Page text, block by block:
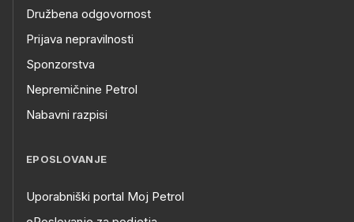
Družbena odgovornost
Prijava nepravilnosti
Sponzorstva
Nepremičnine Petrol
Nabavni razpisi
EPOSLOVANJE
Uporabniški portal Moj Petrol